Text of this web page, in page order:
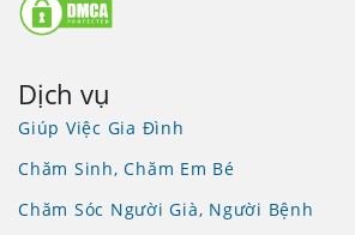
Dịch vụ
Giúp Việc Gia Đình
Chăm Sinh, Chăm Em Bé
Chăm Sóc Người Già, Người Bệnh